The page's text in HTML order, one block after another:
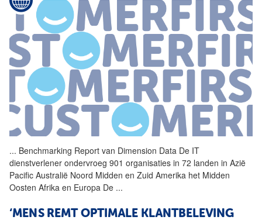
... Benchmarking Report van Dimension Data De IT
dienstverlener ondervroeg 901 organisaties in 72 landen in Azië
Pacific Australië Noord Midden en Zuid Amerika het Midden
Oosten Afrika en Europa De ...
‘MENS REMT OPTIMALE KLANTBELEVING